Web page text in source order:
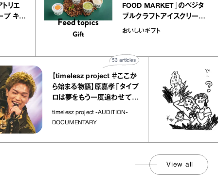
アリー アトリエ
のミルクレープ キャ
FOOD MARKET』の
ブルクラフトアイス
｜真野知子の「おい
おいしいギフト
【timelesz project ＃ここか
ら始まる物語】原嘉孝「タイプ
ロは夢をもう一度追わせてく
れた場所」
timelesz project -AUDITION-
DOCUMENTARY
「
さん
社会
View all